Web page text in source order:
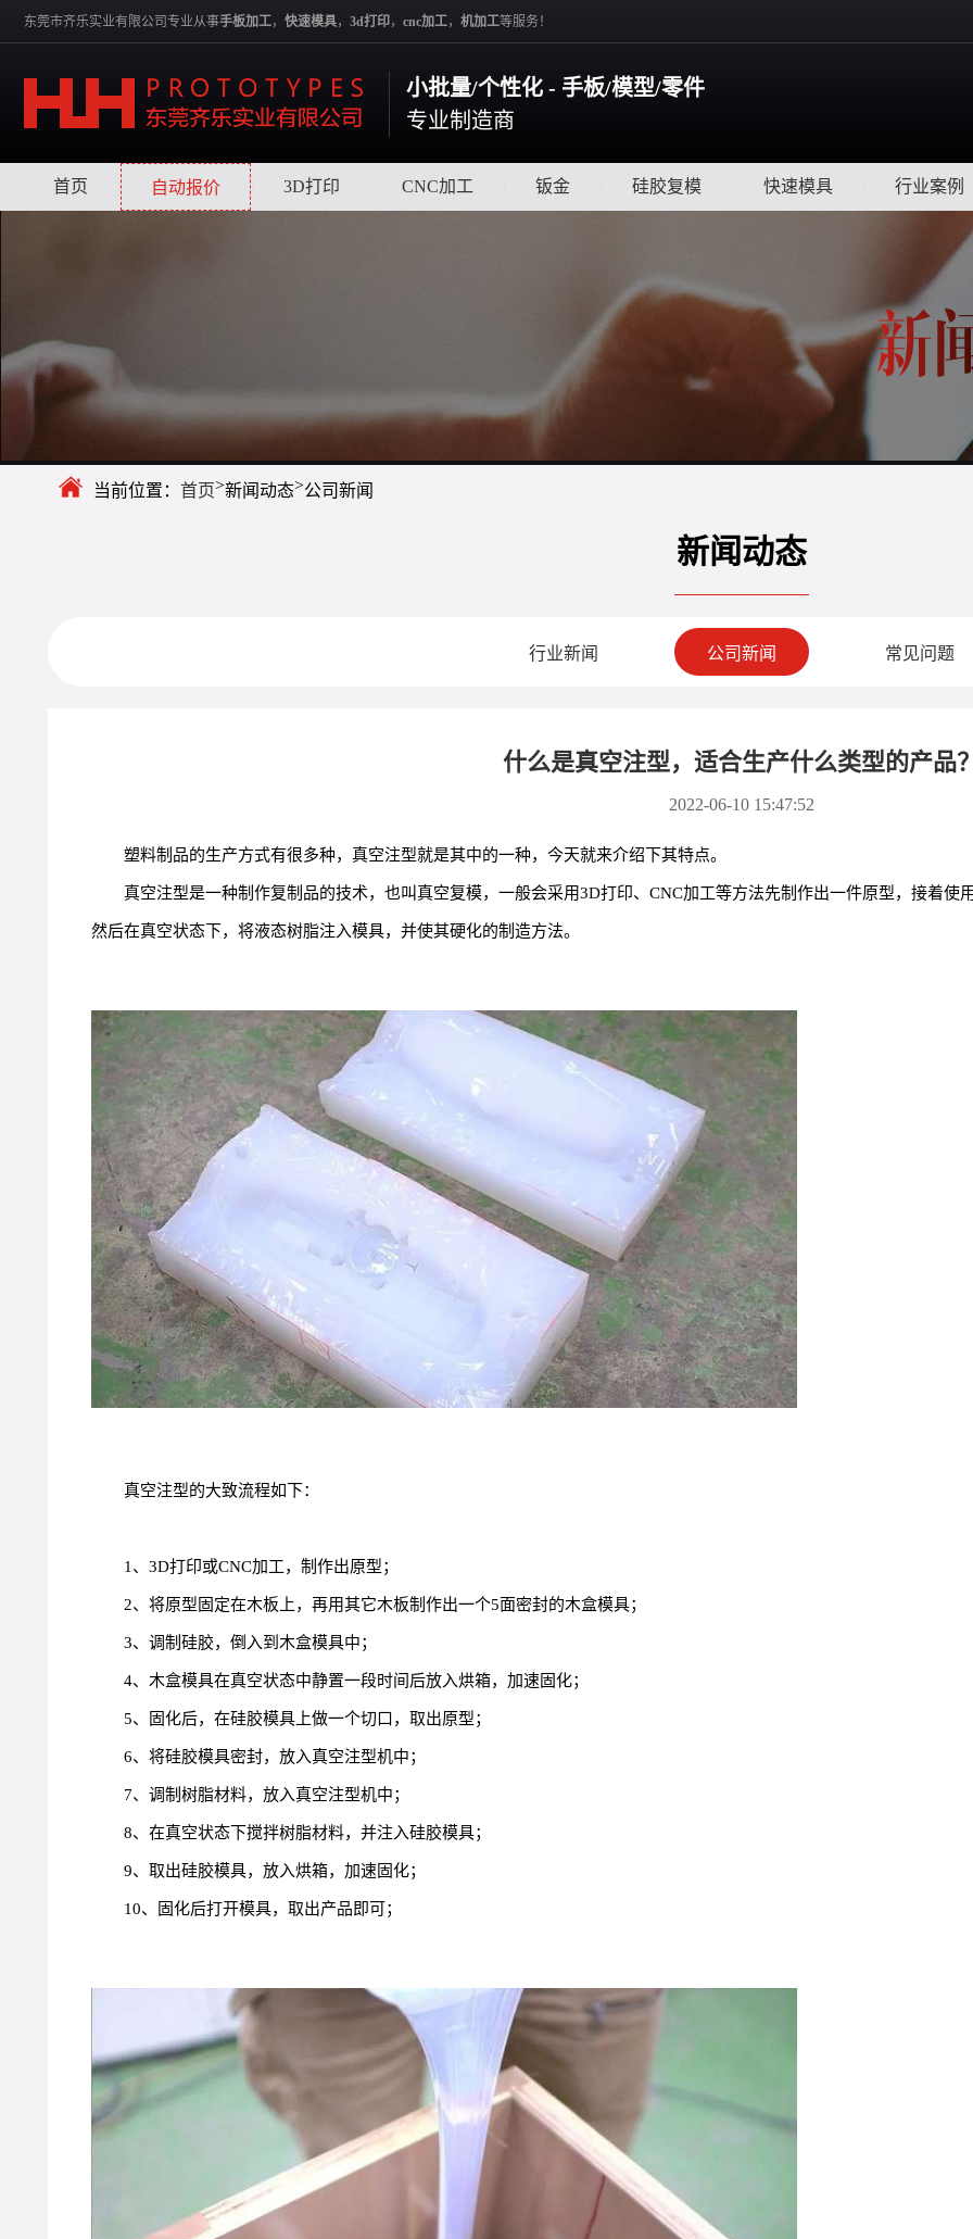
东莞市齐乐实业有限公司专业从事手板加工， 快速模具， 3d打印， cnc加工， 机加工等服务！
小批量/个性化 - 手板/模型/零件
专业制造商
首页 自动报价 3D打印 CNC加工 钣金 硅胶复模 快速模具 行业案例
当前位置： 首页>新闻动态>公司新闻
新闻动态
行业新闻 公司新闻 常见问题
什么是真空注型，适合生产什么类型的产品
2022-06-10 15:47:52
塑料制品的生产方式有很多种，真空注型就是其中的一种，今天就来介绍下其特点。
真空注型是一种制作复制品的技术，也叫真空复模，一般会采用3D打印、CNC加工等方法先制作出一件原型，接着
然后在真空状态下，将液态树脂注入模具，并使其硬化的制造方法。
真空注型的大致流程如下：
1、3D打印或CNC加工，制作出原型；
2、将原型固定在木板上，再用其它木板制作出一个5面密封的木盒模具；
3、调制硅胶，倒入到木盒模具中；
4、木盒模具在真空状态中静置一段时间后放入烘箱，加速固化；
5、固化后，在硅胶模具上做一个切口，取出原型；
6、将硅胶模具密封，放入真空注型机中；
7、调制树脂材料，放入真空注型机中；
8、在真空状态下搅拌树脂材料，并注入硅胶模具；
9、取出硅胶模具，放入烘箱，加速固化；
10、固化后打开模具，取出产品即可；